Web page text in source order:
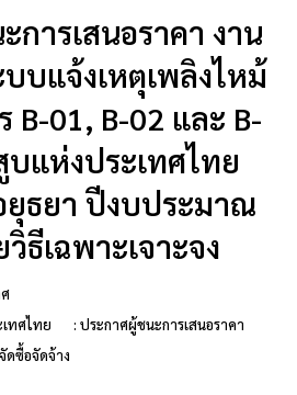
การเสนอราคา งาน
บแจ้งเหตุเพลิงไหม้
B-01, B-02 และ B-
บแห่งประเทศไทย
ยุธยา ปีงบประมาณ
ธีเฉพาะเจาะจง
ทศไทย
: ประกาศผู้ชนะการเสนอราคา
ดซื้อจัดจ้าง